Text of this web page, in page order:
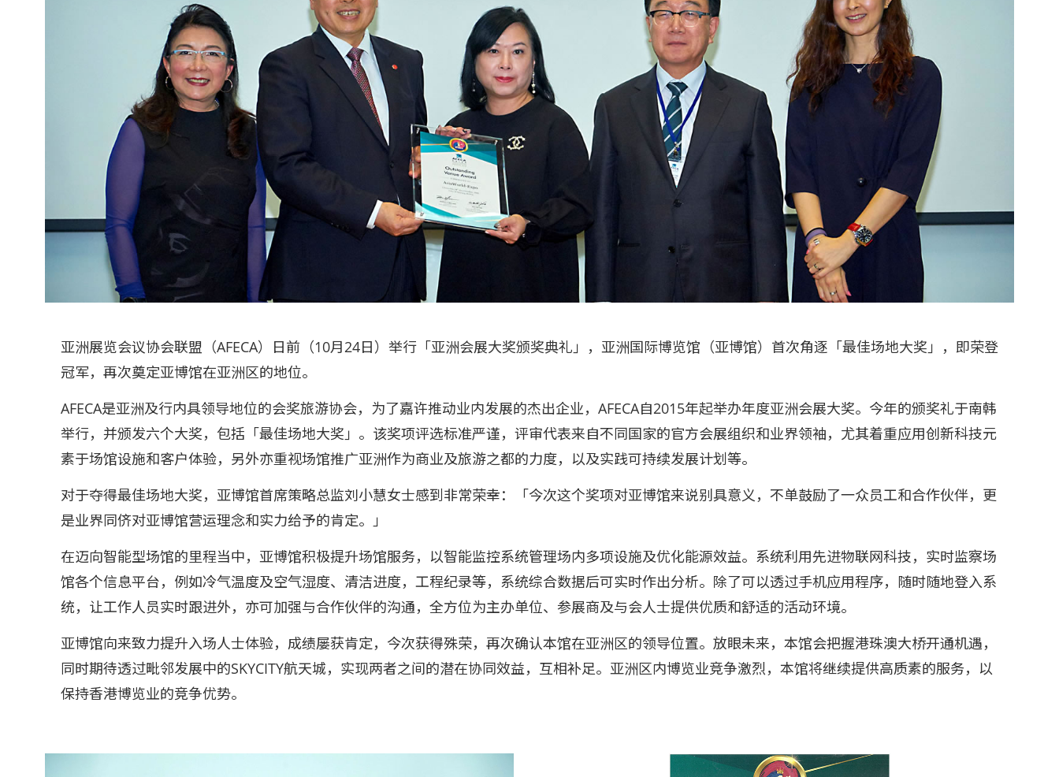
亚洲展览会议协会联盟（AFECA）日前（10月24日）举行「亚洲会展大奖颁奖典礼」，亚洲国际博览馆（亚博馆）首次角逐「最佳场地大奖」，即荣登
冠军，再次奠定亚博馆在亚洲区的地位。
AFECA是亚洲及行内具领导地位的会奖旅游协会，为了嘉许推动业内发展的杰出企业，AFECA自2015年起举办年度亚洲会展大奖。今年的颁奖礼于南韩
举行，并颁发六个大奖，包括「最佳场地大奖」。该奖项评选标准严谨，评审代表来自不同国家的官方会展组织和业界领袖，尤其着重应用创新科技元
素于场馆设施和客户体验，另外亦重视场馆推广亚洲作为商业及旅游之都的力度，以及实践可持续发展计划等。
对于夺得最佳场地大奖，亚博馆首席策略总监刘小慧女士感到非常荣幸：「今次这个奖项对亚博馆来说别具意义，不单鼓励了一众员工和合作伙伴，更
是业界同侪对亚博馆营运理念和实力给予的肯定。」
在迈向智能型场馆的里程当中，亚博馆积极提升场馆服务，以智能监控系统管理场内多项设施及优化能源效益。系统利用先进物联网科技，实时监察场
馆各个信息平台，例如冷气温度及空气湿度、清洁进度，工程纪录等，系统综合数据后可实时作出分析。除了可以透过手机应用程序，随时随地登入系
统，让工作人员实时跟进外，亦可加强与合作伙伴的沟通，全方位为主办单位、参展商及与会人士提供优质和舒适的活动环境。
亚博馆向来致力提升入场人士体验，成绩屡获肯定，今次获得殊荣，再次确认本馆在亚洲区的领导位置。放眼未来，本馆会把握港珠澳大桥开通机遇，
同时期待透过毗邻发展中的SKYCITY航天城，实现两者之间的潜在协同效益，互相补足。亚洲区内博览业竞争激烈，本馆将继续提供高质素的服务，以
保持香港博览业的竞争优势。